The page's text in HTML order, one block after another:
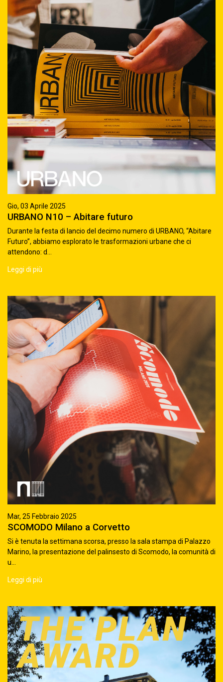
Gio, 03 Aprile 2025
URBANO N10 – Abitare futuro
Durante la festa di lancio del decimo numero di URBANO, “Abitare
Futuro”, abbiamo esplorato le trasformazioni urbane che ci
attendono: d...
Leggi di più
Mar, 25 Febbraio 2025
SCOMODO Milano a Corvetto
Si è tenuta la settimana scorsa, presso la sala stampa di Palazzo
Marino, la presentazione del palinsesto di Scomodo, la comunità di
u...
Leggi di più